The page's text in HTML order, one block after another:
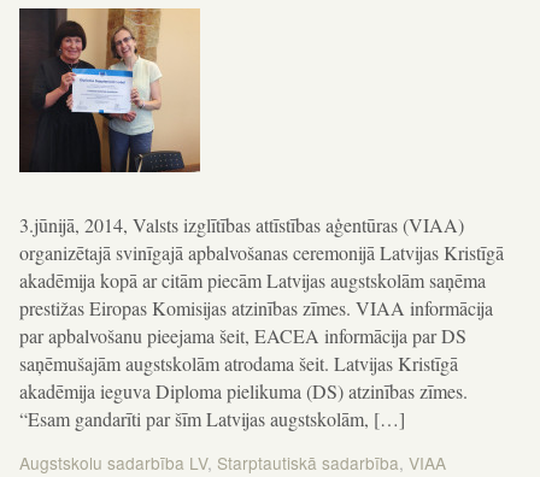
3.jūnijā, 2014, Valsts izglītības attīstības aģentūras (VIAA)
organizētajā svinīgajā apbalvošanas ceremonijā Latvijas Kristīgā
akadēmija kopā ar citām piecām Latvijas augstskolām saņēma
prestižas Eiropas Komisijas atzinības zīmes. VIAA informācija
par apbalvošanu pieejama šeit, EACEA informācija par DS
saņēmušajām augstskolām atrodama šeit. Latvijas Kristīgā
akadēmija ieguva Diploma pielikuma (DS) atzinības zīmes.
“Esam gandarīti par šīm Latvijas augstskolām, […]
Augstskolu sadarbība LV, Starptautiskā sadarbība, VIAA